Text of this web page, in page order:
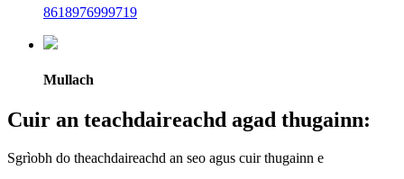
8618976999719
Mullach
Cuir an teachdaireachd agad thugainn:
Sgrìobh do theachdaireachd an seo agus cuir thugainn e